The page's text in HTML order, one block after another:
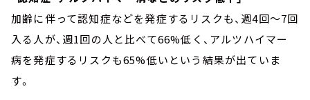
加齢に伴って認知症などを発症するリスクも、週4回～7回
入る人が、週1回の人と比べて66%低く、アルツハイマー
病を発症するリスクも65%低いという結果が出ていま
す。